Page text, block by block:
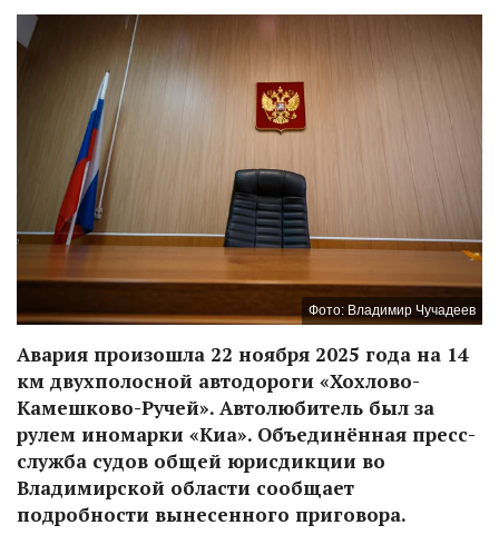
Фото: Владимир Чучадеев
Авария произошла 22 ноября 2025 года на 14
км двухполосной автодороги «Хохлово-
Камешково-Ручей». Автолюбитель был за
рулем иномарки «Киа». Объединённая пресс-
служба судов общей юрисдикции во
Владимирской области сообщает
подробности вынесенного приговора.